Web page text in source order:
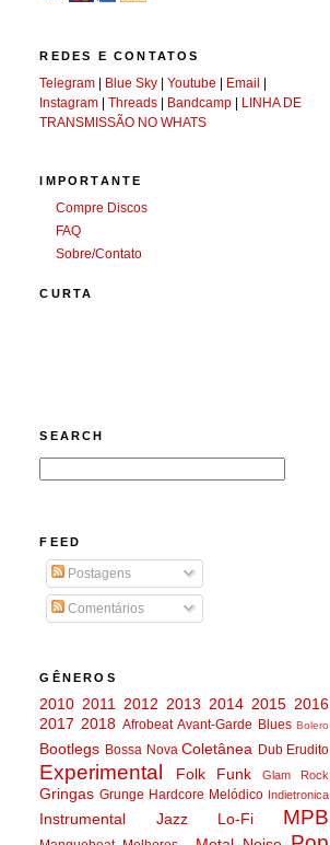
REDES E CONTATOS
Telegram | Blue Sky |Youtube | Email |
Instagram |Threads | Bandcamp | LINHA DE
TRANSMISSÃO NO WHATS
IMPORTANTE
Compre Discos
FAQ
Sobre/Contato
CURTA
SEARCH
FEED
Postagens
Comentários
GÊNEROS
2010 2011 2012 2013 2014 2015 2016
2017 2018 Afrobeat Avant-Garde Blues Bolero
Bootlegs Bossa Nova Coletânea Dub Erudito
Experimental Folk Funk Glam Rock
Gringas Grunge Hardcore Melódico Indietronica
Instrumental Jazz Lo-Fi MPB